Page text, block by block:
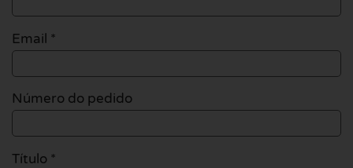
Email *
Número do pedido
Título *